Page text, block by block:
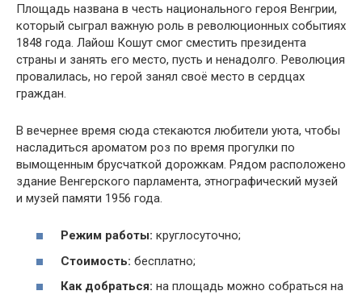
Площадь названа в честь национального героя Венгрии,
который сыграл важную роль в революционных событиях
1848 года. Лайош Кошут смог сместить президента
страны и занять его место, пусть и ненадолго. Революция
провалилась, но герой занял своё место в сердцах
граждан.
В вечернее время сюда стекаются любители уюта, чтобы
насладиться ароматом роз по время прогулки по
вымощенным брусчаткой дорожкам. Рядом расположено
здание Венгерского парламента, этнографический музей
и музей памяти 1956 года.
Режим работы: круглосуточно;
Стоимость: бесплатно;
Как добраться: на площадь можно собраться на